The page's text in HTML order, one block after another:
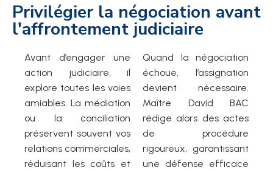
Privilégier la négociation avant
l'affrontement judiciaire
Avant d’engager une
action judiciaire, il
explore toutes les voies
amiables. La médiation
ou la conciliation
préservent souvent vos
relations commerciales,
réduisant les coûts et
Quand la négociation
échoue, l’assignation
devient nécessaire.
Maître David BAC
rédige alors des actes
de procédure
rigoureux, garantissant
une défense efficace